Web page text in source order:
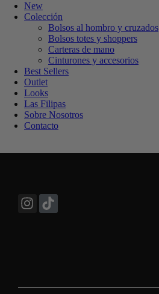
New
Colección
Bolsos al hombro y cruzados
Bolsos totes y shoppers
Carteras de mano
Cinturones y accesorios
Best Sellers
Outlet
Looks
Las Filipas
Sobre Nosotros
Contacto